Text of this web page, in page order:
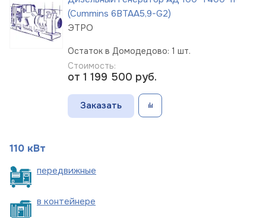
(Cummins 6BTAA5,9-G2)
ЭТРО
Остаток в Домодедово: 1 шт.
Стоимость:
от 1 199 500 руб.
Заказать
110 кВт
передвижные
в контейнере